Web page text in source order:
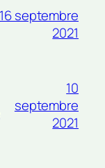
16 septembre
2021
10
septembre
2021